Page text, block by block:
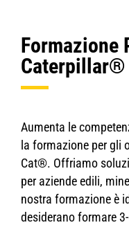
Formazione
Caterpillar®
Aumenta le
la formazione per gli
Cat®. Offriamo
per aziende edili,
nostra formazione è
desiderano formare